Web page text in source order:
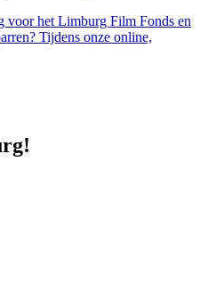
voor het Limburg Film Fonds en
Tijdens onze online,